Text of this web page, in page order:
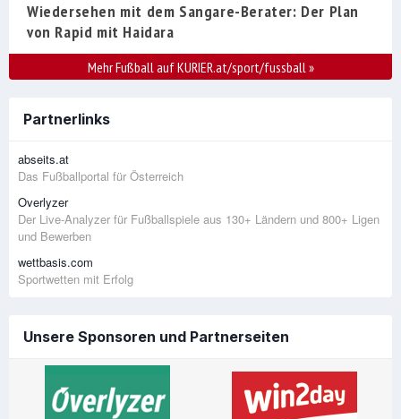
Wiedersehen mit dem Sangare-Berater: Der Plan
von Rapid mit Haidara
Mehr Fußball auf KURIER.at/sport/fussball»
Partnerlinks
abseits.at
Das Fußballportal für Österreich
Overlyzer
Der Live-Analyzer für Fußballspiele aus 130+ Ländern und 800+ Ligen
und Bewerben
wettbasis.com
Sportwetten mit Erfolg
Unsere Sponsoren und Partnerseiten